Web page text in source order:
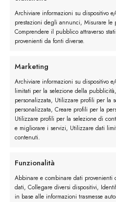
Archiviare informazioni su dispositivo
prestazioni degli annunci, Misurare le
Comprendere il pubblico attraverso
provenienti da fonti diverse.
Marketing
Archiviare informazioni su dispositivo
limitati per la selezione della
personalizzata, Utilizzare profili per la
personalizzata, Creare profili per la
Utilizzare profili per la selezione di
e migliorare i servizi, Utilizzare dati
contenuti.
Funzionalità
Abbinare e combinare dati provenienti
dati, Collegare diversi dispositivi,
in base alle informazioni trasmesse
Le proposte Belfiore per
sportivesono trendy e